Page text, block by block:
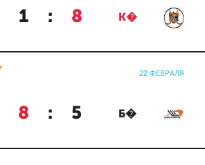
1 : 8 К�
22 ФЕВРАЛЯ
8 : 5 Б�